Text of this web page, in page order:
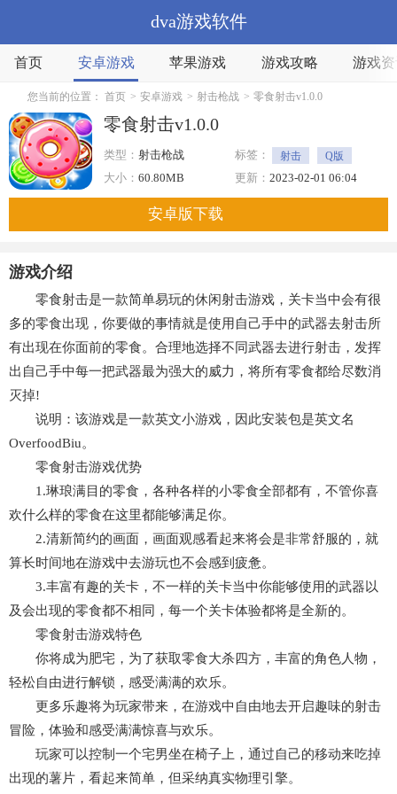
dva游戏软件
首页 安卓游戏 苹果游戏 游戏攻略 游戏
您当前的位置： 首页 > 安卓游戏 > 射击枪战 > 零食射击v1.0.0
零食射击v1.0.0
类型： 射击枪战 标签： 射击
Q版
美食
清新
大小： 60.80MB 更新： 2023-02-01 06:04
安卓版下载
游戏介绍
零食射击是一款简单易玩的休闲射击游戏，关卡当中会有很
多的零食出现，你要做的事情就是使用自己手中的武器去射击所
有出现在你面前的零食。合理地选择不同武器去进行射击，发挥
出自己手中每一把武器最为强大的威力，将所有零食都给尽数消
灭掉!
说明：该游戏是一款英文小游戏，因此安装包是英文名
OverfoodBiu。
零食射击游戏优势
1.琳琅满目的零食，各种各样的小零食全部都有，不管你喜
欢什么样的零食在这里都能够满足你。
2.清新简约的画面，画面观感看起来将会是非常舒服的，就
算长时间地在游戏中去游玩也不会感到疲惫。
3.丰富有趣的关卡，不一样的关卡当中你能够使用的武器以
及会出现的零食都不相同，每一个关卡体验都将是全新的。
零食射击游戏特色
你将成为肥宅，为了获取零食大杀四方，丰富的角色人物，
轻松自由进行解锁，感受满满的欢乐。
更多乐趣将为玩家带来，在游戏中自由地去开启趣味的射击
冒险，体验和感受满满惊喜与欢乐。
玩家可以控制一个宅男坐在椅子上，通过自己的移动来吃掉
出现的薯片，看起来简单，但采纳真实物理引擎。